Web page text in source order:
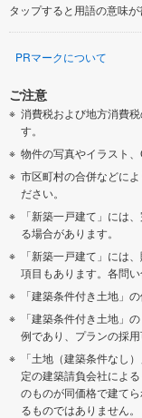
タップすると用語の意味が
PRマークについて
ご注意
消費税および地方消費
す。
物件の写真やイラスト
市区町村の合併などに
ださい。
「新築一戸建て」には
る場合があります。
「新築一戸建て」には
項目もあります。各問い
「建築条件付き土地」
「建築条件付き土地」
例であり、プランの採用
「土地（建築条件なし
定の建築請負会社によ
のものが同価格で建て
るものではありません。